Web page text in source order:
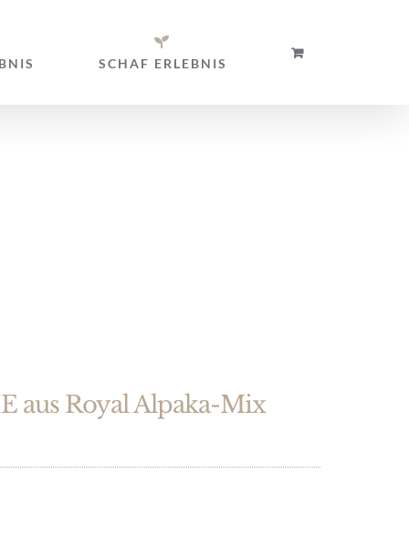
SCHAF ERLEBNIS
aus Royal Alpaka-Mix